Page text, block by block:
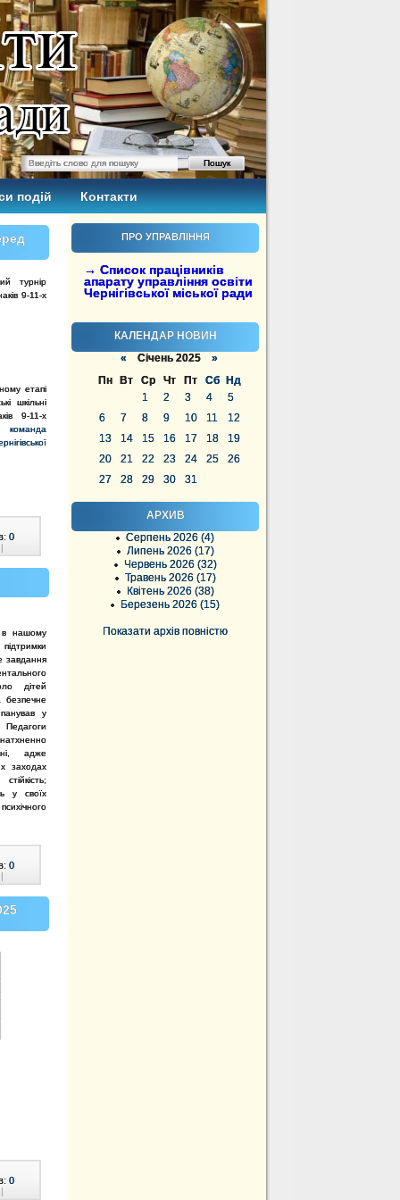
подій Контакти
ПРО УПРАВЛІННЯ
→ Список працівників
апарату управління освіти
Чернігівської міської ради
КАЛЕНДАР НОВИН
« Січень 2025 »
Пн
Вт Ср Чт Пт Сб
Нд
1
2 3 4
5
6
7 8 9 10 11
12
13
14 15 16 17 18
19
20
21 22 23 24 25
26
27
28 29 30 31
АРХИВ
Серпень 2026 (4)
Липень 2026 (17)
Червень 2026 (32)
Травень 2026 (17)
Квітень 2026 (38)
Березень 2026 (15)
Показати архів повністю
турнір
9-11-х
етапі
шкільні
9-11-х
команда
0
|
нашому
завдання
дітей
безпечне
у
адже
заходах
у своїх
0
|
0
|